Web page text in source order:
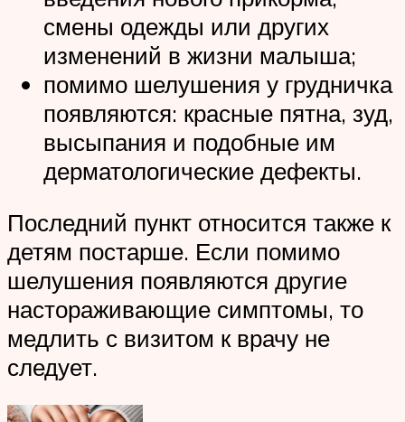
смены одежды или других
изменений в жизни малыша;
помимо шелушения у грудничка
появляются: красные пятна, зуд,
высыпания и подобные им
дерматологические дефекты.
Последний пункт относится также к
детям постарше. Если помимо
шелушения появляются другие
настораживающие симптомы, то
медлить с визитом к врачу не
следует.